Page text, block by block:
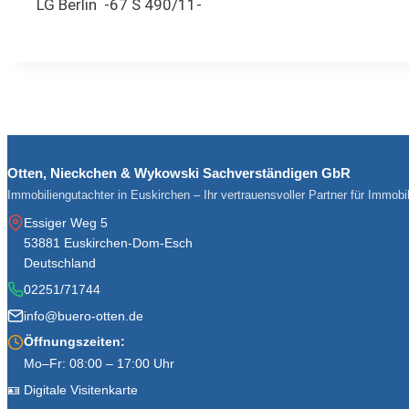
LG Berlin -67 S 490/11-
Otten, Nieckchen & Wykowski Sachverständigen GbR
Immobiliengutachter in Euskirchen – Ihr vertrauensvoller Partner für
Essiger Weg 5
53881 Euskirchen-Dom-Esch
Deutschland
02251/71744
info@buero-otten.de
Öffnungszeiten:
Mo–Fr: 08:00 – 17:00 Uhr
🪪 Digitale Visitenkarte